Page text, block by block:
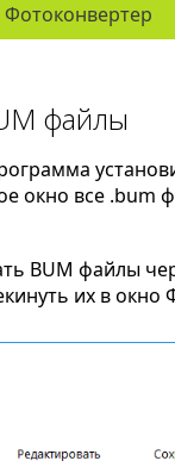
Фотоконвертер
файлы
окно все .bum
BUM файлы
их в окно